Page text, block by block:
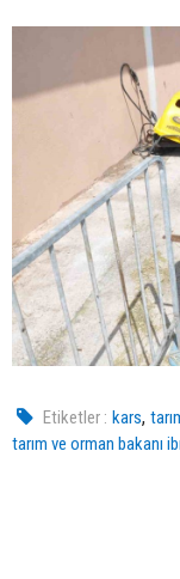
Etiketler : kars,
tarım ve orman bakanı